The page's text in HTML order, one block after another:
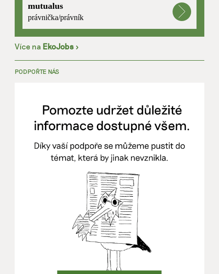
mutualus
právnička/právník
Více na EkoJobs >
PODPOŘTE NÁS